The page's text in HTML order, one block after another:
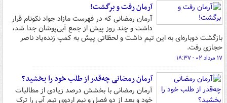
آرمان رفت و برگشت!
آرمان رمضانی که در فهرست مازاد جواد نکونام قرار
داشت و چند روز پیش از جمع آبی‌پوشان جدا شد،
بازگشت دوباره‌ای به این تیم داشت و لحظاتی پیش به کمپ زنده‌یاد ناصر
حجازی رفت.
۱۷ مرداد ۰۲ - ۱۸:۳۷
آرمان رمضانی چه‌قدر از طلب خود را بخشید؟
آرمان رمضانی با بخشش درصد زیادی از مطالبات
خود و بعد از دو فصل و نیم اردوی تیم آبی را ترک